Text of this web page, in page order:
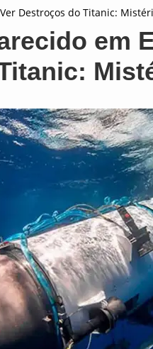
Destroços do Titanic:
em